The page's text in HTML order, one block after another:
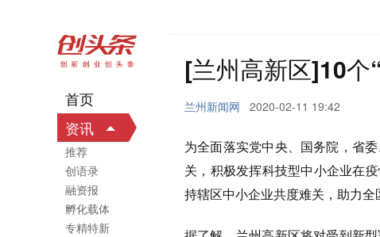
[兰州高新区]10个
兰州新闻网 2020-02-11 19:42
为全面落实党中央、国务院，省
关，积极发挥科技型中小企业在
持辖区中小企业共度难关，助力全
首页
资讯
推荐
创语录
融资报
孵化载体
专精特新